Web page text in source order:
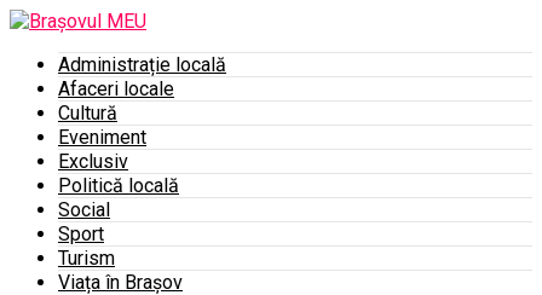
Administrație locală
Afaceri locale
Cultură
Eveniment
Exclusiv
Politică locală
Social
Sport
Turism
Viața în Brașov